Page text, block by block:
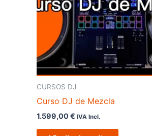
CURSOS DJ
Curso DJ de Mezcla
1.599,00€ IVA Incl.